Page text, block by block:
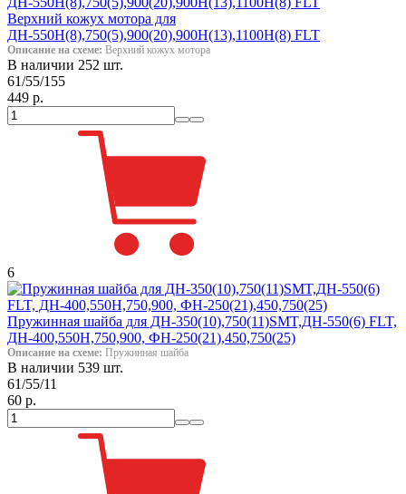
Верхний кожух мотора для
ДН-550Н(8),750(5),900(20),900Н(13),1100Н(8) FLT
Описание на схеме: Верхний кожух мотора
В наличии 252 шт.
61/55/155
449 р.
6
Пружинная шайба для ДН-350(10),750(11)SMT,ДН-550(6) FLT,
ДН-400,550Н,750,900, ФН-250(21),450,750(25)
Описание на схеме: Пружинная шайба
В наличии 539 шт.
61/55/11
60 р.